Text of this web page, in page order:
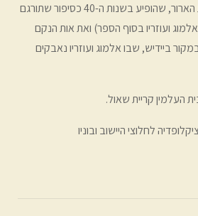
חוברות ב-1933, את הבית הארור, שהופיע בשנות ה-40 כסיפור שתורגם
ועוזריו בסוף הספר) ואת אות הנקם
במקור ביידיש, שבו אלמוג ועוזריו נאבקים
העלמין קריית שאול.
לחלוצי היישוב ובוניו